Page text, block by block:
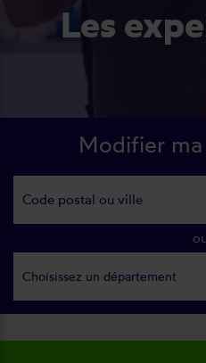
Les experts du volet
Modifier
ou
Choisissez un département